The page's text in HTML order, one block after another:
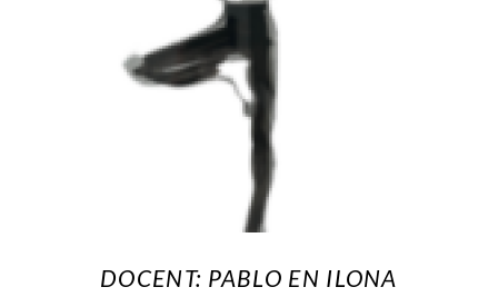
DOCENT: PABLO EN ILONA